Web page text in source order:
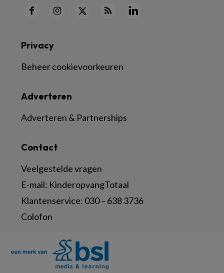
Contact
Veelgestelde vragen
E-mail: KinderopvangTotaal
Klantenservice: 030 – 638 3736
Colofon
Adverteren
Adverteren & Partnerships
Privacy
Beheer cookievoorkeuren